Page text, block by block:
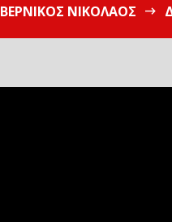
ΒΕΡΝΊΚΟΣ ΝΙΚΌΛΑΟΣ